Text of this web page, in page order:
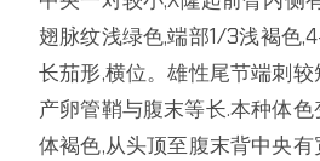
翅脉纹浅绿色,端部1/3浅褐色
长茄形,横位。雄性尾节端刺较
产卵管鞘与腹末等长.本种体
体褐色,从头顶至腹末背中央